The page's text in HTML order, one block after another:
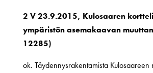
2 V 23.9.2015, Kulosaaren
ympäristön asemakaavan
12285)
ok. Täydennysrakentamista Kulosaareen